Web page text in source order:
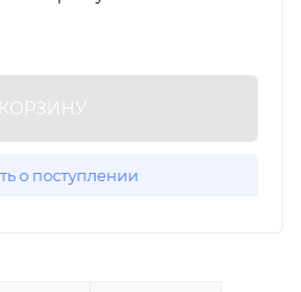
о поступлении